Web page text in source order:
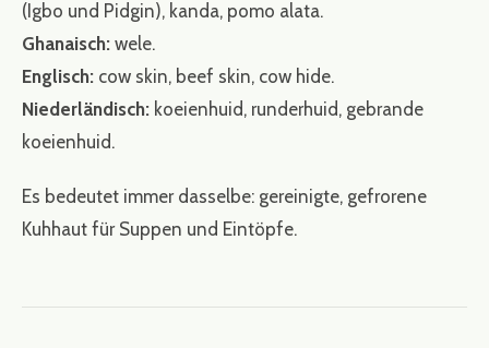
(Igbo und Pidgin), kanda, pomo alata.
Ghanaisch: wele.
Englisch: cow skin, beef skin, cow hide.
Niederländisch: koeienhuid, runderhuid, gebrande
koeienhuid.
Es bedeutet immer dasselbe: gereinigte, gefrorene
Kuhhaut für Suppen und Eintöpfe.